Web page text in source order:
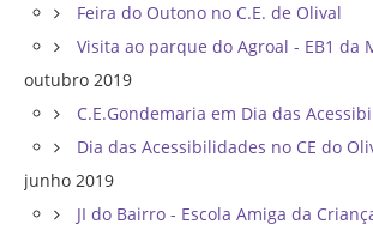
Feira do Outono no C.E. de Olival
Visita ao parque do Agroal - EB1 da
outubro 2019
C.E.Gondemaria em Dia das
Dia das Acessibilidades no CE do
junho 2019
JI do Bairro - Escola Amiga da